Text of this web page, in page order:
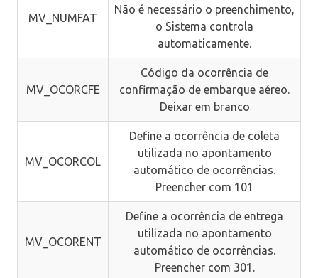
MV_NUMFAT
Não é necessário o preenchimento,
o Sistema controla
automaticamente.
MV_OCORCFE
Código da ocorrência de
confirmação de embarque aéreo.
Deixar em branco
MV_OCORCOL
Define a ocorrência de coleta
utilizada no apontamento
automático de ocorrências.
Preencher com 101
MV_OCORENT
Define a ocorrência de entrega
utilizada no apontamento
automático de ocorrências.
Preencher com 301.